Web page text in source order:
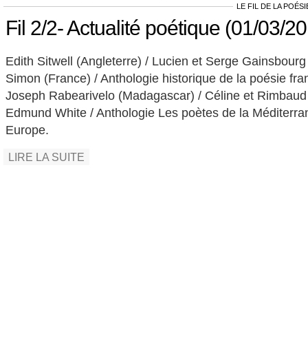
LE FIL DE LA
Fil 2/2- Actualité poétique (01/03/
Edith Sitwell (Angleterre) / Lucien et Serge
Simon (France) / Anthologie historique de la poésie
Joseph Rabearivelo (Madagascar) / Céline et
Edmund White / Anthologie Les poètes de la
Europe.
LIRE LA SUITE